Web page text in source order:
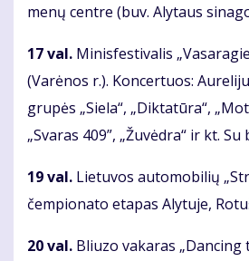
menų centre (buv. Alytaus
17 val. Minisfestivalis
(Varėnos r.). Koncertuos:
grupės „Siela“, „Diktatūra“,
„Svaras 409”, „Žuvėdra“ ir kt. Su
19 val. Lietuvos automobilių
čempionato etapas Alytuje,
20 val. Bliuzo vakaras „Dancing